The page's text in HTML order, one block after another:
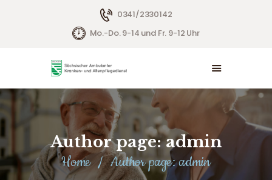
0341/2330142
Mo.-Do. 9-14 und Fr. 9-12 Uhr
Author page: admin
Home Author page: admin
BETREUTES WOHNEN
AMBULANTE PFLEGE
BERATUNGSZENTRUM
HAUSWIRTSCHAFT
JOBS